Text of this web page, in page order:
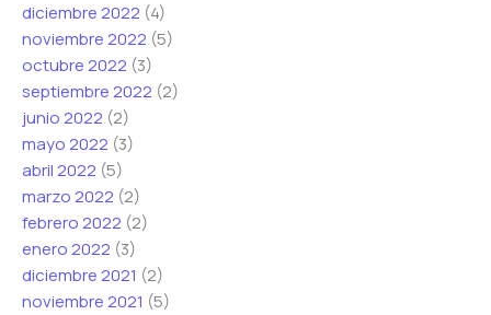
diciembre 2022 (4)
noviembre 2022 (5)
octubre 2022 (3)
septiembre 2022 (2)
junio 2022 (2)
mayo 2022 (3)
abril 2022 (5)
marzo 2022 (2)
febrero 2022 (2)
enero 2022 (3)
diciembre 2021 (2)
noviembre 2021 (5)